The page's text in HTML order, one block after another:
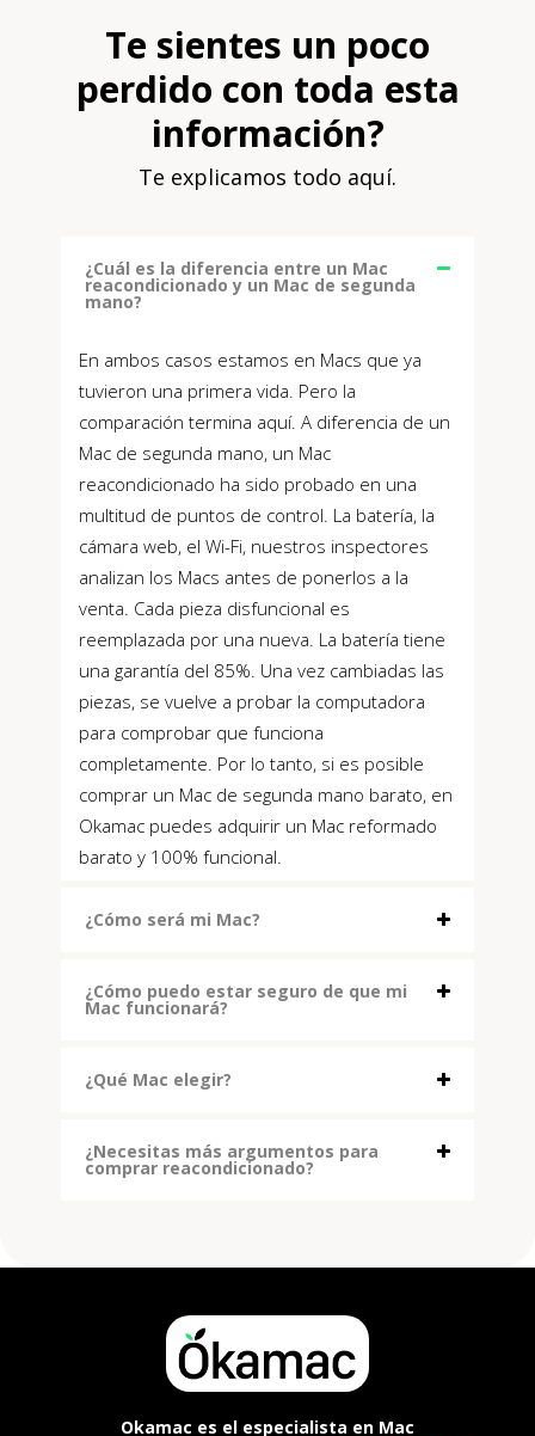
Te sientes un poco
perdido con toda esta
información?
Te explicamos todo aquí.
¿Cuál es la diferencia entre un Mac
reacondicionado y un Mac de segunda
mano?
En ambos casos estamos en Macs que ya
tuvieron una primera vida. Pero la
comparación termina aquí. A diferencia de un
Mac de segunda mano, un Mac
reacondicionado ha sido probado en una
multitud de puntos de control. La batería, la
cámara web, el Wi-Fi, nuestros inspectores
analizan los Macs antes de ponerlos a la
venta. Cada pieza disfuncional es
reemplazada por una nueva. La batería tiene
una garantía del 85%. Una vez cambiadas las
piezas, se vuelve a probar la computadora
para comprobar que funciona
completamente. Por lo tanto, si es posible
comprar un Mac de segunda mano barato, en
Okamac puedes adquirir un Mac reformado
barato y 100% funcional.
¿Cómo será mi Mac?
¿Cómo puedo estar seguro de que mi
Mac funcionará?
¿Qué Mac elegir?
¿Necesitas más argumentos para
comprar reacondicionado?
Okamac es el especialista en Mac